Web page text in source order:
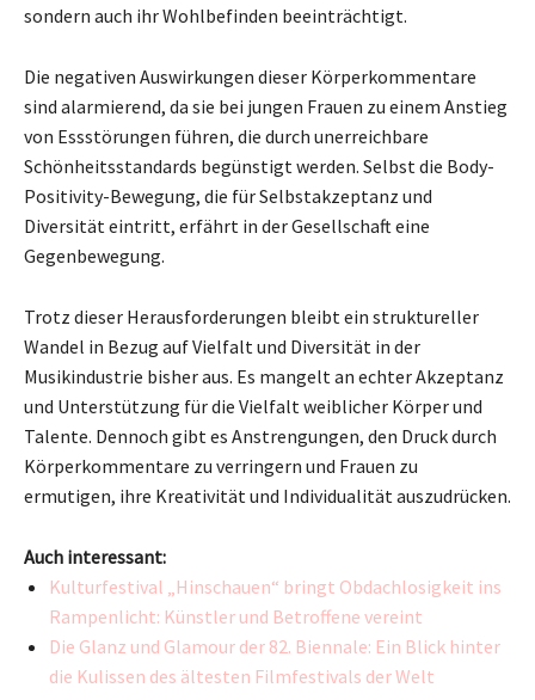
sondern auch ihr Wohlbefinden beeinträchtigt.
Die negativen Auswirkungen dieser Körperkommentare
sind alarmierend, da sie bei jungen Frauen zu einem Anstieg
von Essstörungen führen, die durch unerreichbare
Schönheitsstandards begünstigt werden. Selbst die Body-
Positivity-Bewegung, die für Selbstakzeptanz und
Diversität eintritt, erfährt in der Gesellschaft eine
Gegenbewegung.
Trotz dieser Herausforderungen bleibt ein struktureller
Wandel in Bezug auf Vielfalt und Diversität in der
Musikindustrie bisher aus. Es mangelt an echter Akzeptanz
und Unterstützung für die Vielfalt weiblicher Körper und
Talente. Dennoch gibt es Anstrengungen, den Druck durch
Körperkommentare zu verringern und Frauen zu
ermutigen, ihre Kreativität und Individualität auszudrücken.
Auch interessant:
Kulturfestival „Hinschauen“ bringt Obdachlosigkeit ins
Rampenlicht: Künstler und Betroffene vereint
Die Glanz und Glamour der 82. Biennale: Ein Blick hinter
die Kulissen des ältesten Filmfestivals der Welt